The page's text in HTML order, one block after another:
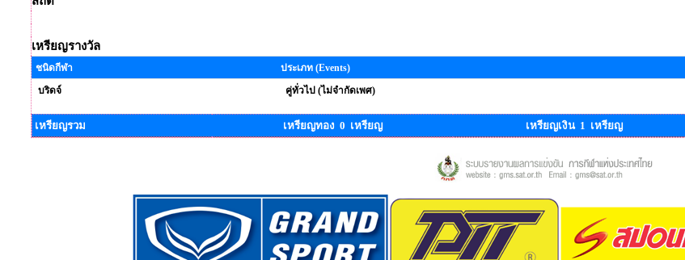
เหรียญรางวัล
ชนิดกีฬา ประเภท (Events)
บริดจ์
คู่ทั่วไป (ไม่จำกัดเพศ)
เหรียญรวม เหรียญทอง 0 เหรียญ เหรียญเงิน 1 เหรียญ